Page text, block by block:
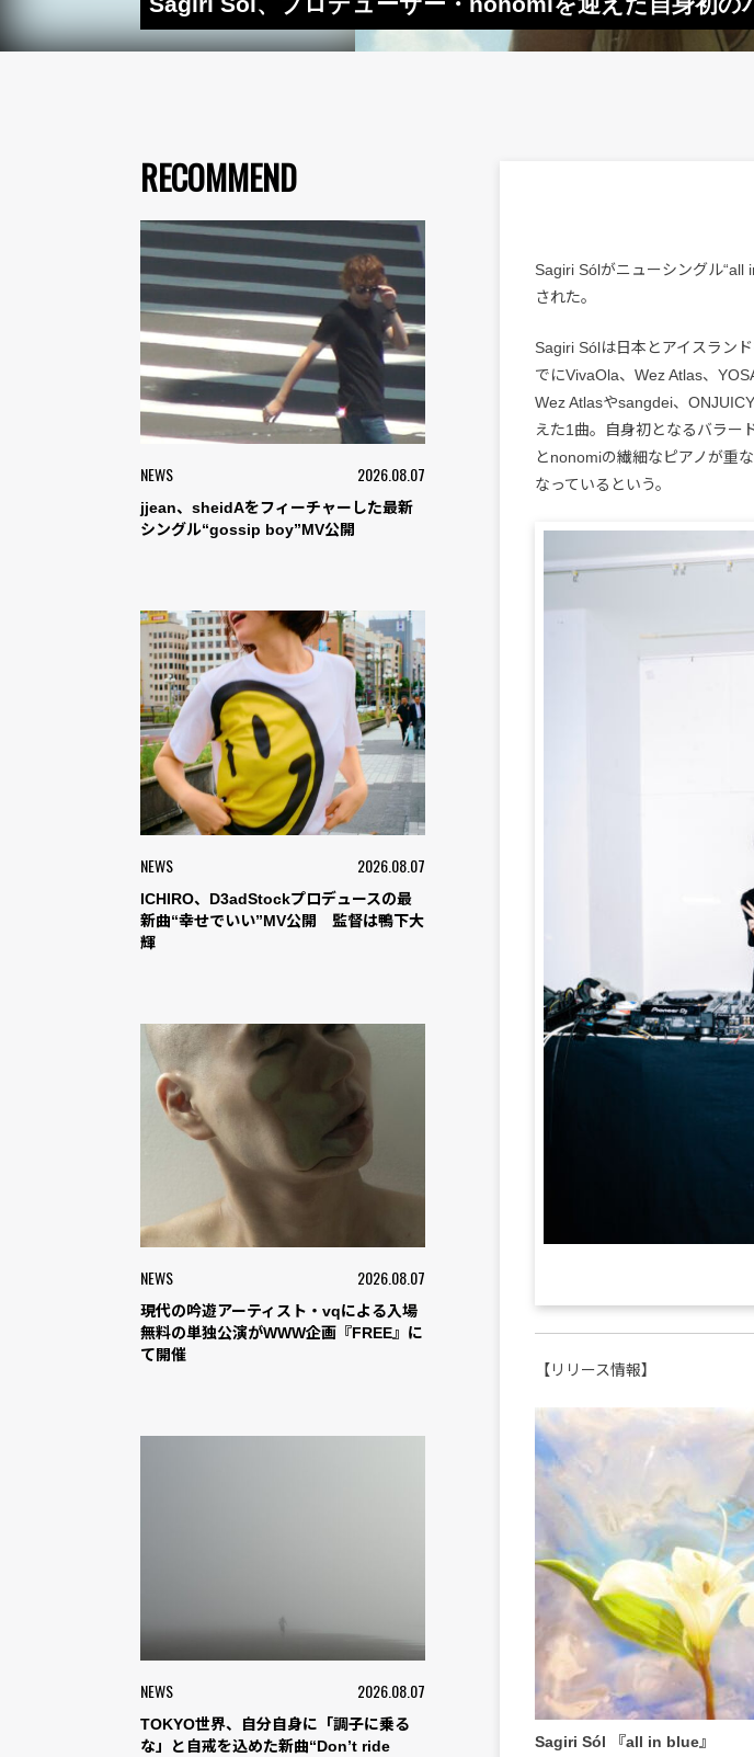
RECOMMEND
NEWS 2026.08.07
jjean、sheidAをフィーチャーした最新
シングル“gossip boy”MV公開
NEWS 2026.08.07
ICHIRO、D3adStockプロデュースの最
新曲“幸せでいい”MV公開 監督は鴨下大
輝
NEWS 2026.08.07
現代の吟遊アーティスト・vqによる入場
無料の単独公演がWWW企画『FREE』に
て開催
NEWS 2026.08.07
TOKYO世界、自分自身に「調子に乗る
な」と自戒を込めた新曲“Don’t ride
Sagiri Sólがニューシングル“all
された。
Sagiri Sólは日本とアイスラン
でにVivaOla、Wez Atlas、
Wez Atlasやsangdei、
えた1曲。自身初となるバラー
とnonomiの繊細なピアノが重
なっているという。
【リリース情報】
Sagiri Sól 『all in blue』